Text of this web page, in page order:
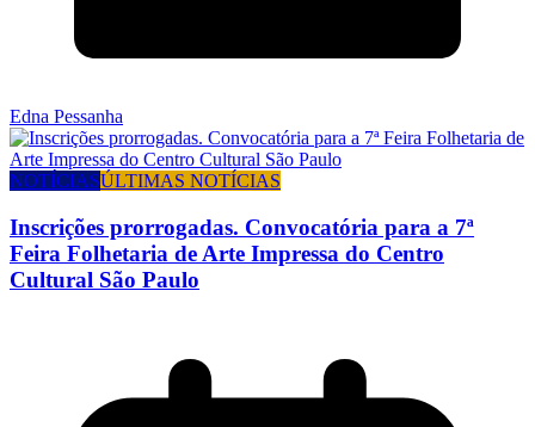
Edna Pessanha
NOTÍCIASÚLTIMAS NOTÍCIAS
Inscrições prorrogadas. Convocatória para a 7ª
Feira Folhetaria de Arte Impressa do Centro
Cultural São Paulo